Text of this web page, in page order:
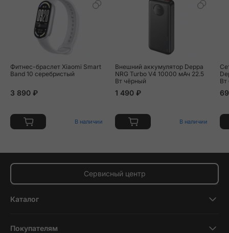
Фитнес-браслет Xiaomi Smart
Band 10 серебристый
3 890 ₽
В наличии
Внешний аккумулятор Deppa
NRG Turbo V4 10000 мАч 22.5
Вт чёрный
1 490 ₽
В наличии
Вт
Сервисный центр
Каталог
Покупателям